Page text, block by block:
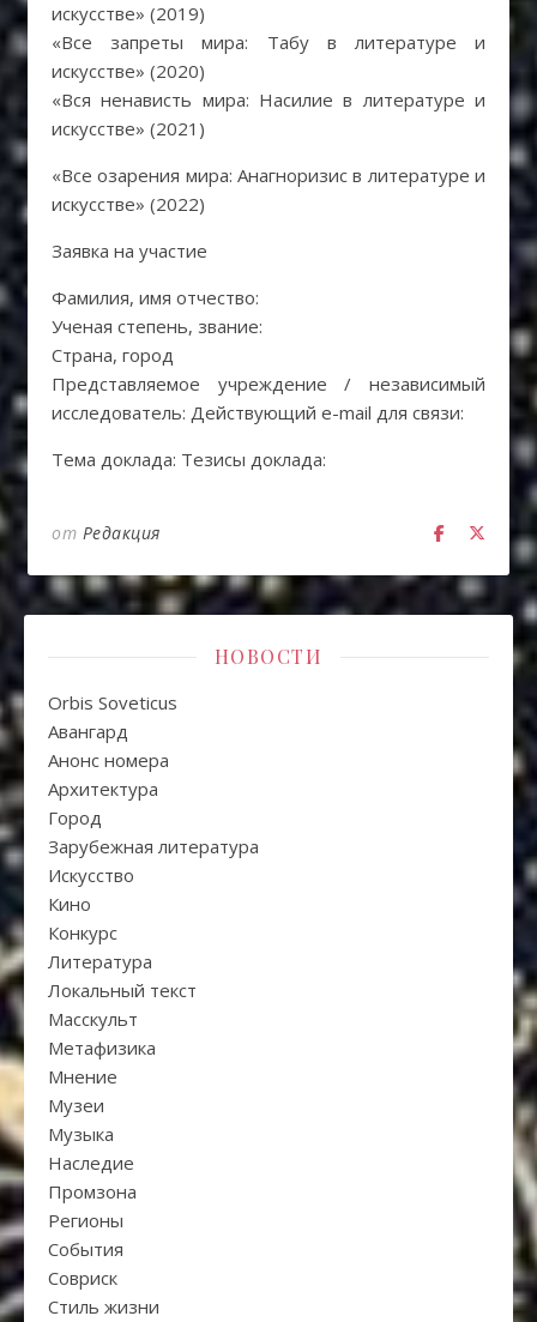
искусстве» (2019)
«Все запреты мира: Табу в литературе и
искусстве» (2020)
«Вся ненависть мира: Насилие в литературе и
искусстве» (2021)
«Все озарения мира: Анагноризис в литературе и
искусстве» (2022)
Заявка на участие
Фамилия, имя отчество:
Ученая степень, звание:
Страна, город
Представляемое учреждение / независимый
исследователь: Действующий e-mail для связи:
Тема доклада: Тезисы доклада:
от Редакция
НОВОСТИ
Orbis Soveticus
Авангард
Анонс номера
Архитектура
Город
Зарубежная литература
Искуcство
Кино
Конкурс
Литература
Локальный текст
Масскульт
Метафизика
Мнение
Музеи
Музыка
Наследие
Промзона
Регионы
События
Совриск
Стиль жизни